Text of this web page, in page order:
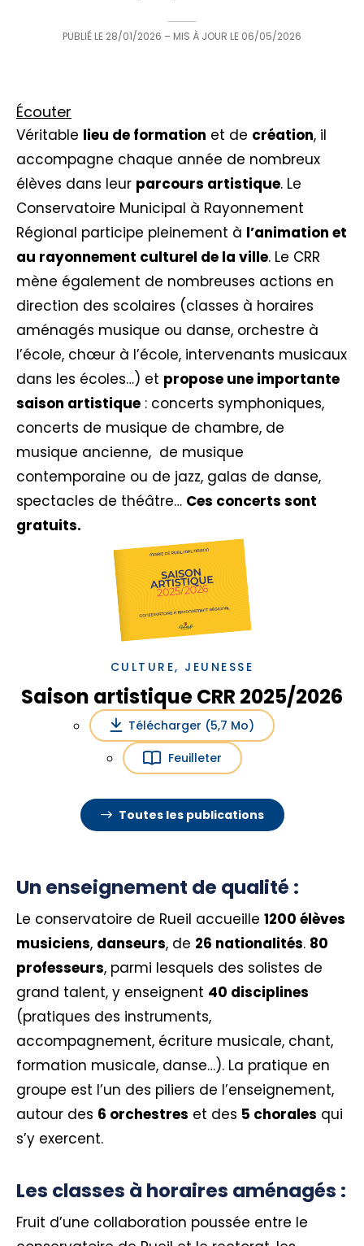
PUBLIÉ LE 28/01/2026 – MIS À JOUR LE 06/05/2026
Écouter
Véritable lieu de formation et de création, il
accompagne chaque année de nombreux
élèves dans leur parcours artistique. Le
Conservatoire Municipal à Rayonnement
Régional participe pleinement à l’animation et
au rayonnement culturel de la ville. Le CRR
mène également de nombreuses actions en
direction des scolaires (classes à horaires
aménagés musique ou danse, orchestre à
l’école, chœur à l’école, intervenants musicaux
dans les écoles…) et propose une importante
saison artistique : concerts symphoniques,
concerts de musique de chambre, de
musique ancienne, de musique
contemporaine ou de jazz, galas de danse,
spectacles de théâtre… Ces concerts sont
gratuits.
CULTURE, JEUNESSE
Saison artistique CRR 2025/2026
Télécharger (5,7 Mo)
Feuilleter
Toutes les publications
Un enseignement de qualité :
Le conservatoire de Rueil accueille 1200 élèves
musiciens, danseurs, de 26 nationalités. 80
professeurs, parmi lesquels des solistes de
grand talent, y enseignent 40 disciplines
(pratiques des instruments,
accompagnement, écriture musicale, chant,
formation musicale, danse…). La pratique en
groupe est l’un des piliers de l’enseignement,
autour des 6 orchestres et des 5 chorales qui
s’y exercent.
Les classes à horaires aménagés :
Fruit d’une collaboration poussée entre le